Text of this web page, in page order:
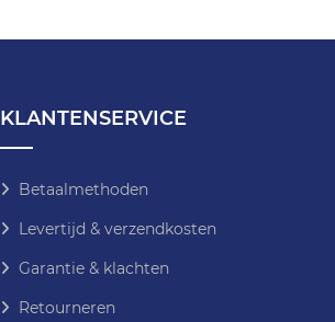
KLANTENSERVICE
Betaalmethoden
Levertijd & verzendkosten
Garantie & klachten
Retourneren